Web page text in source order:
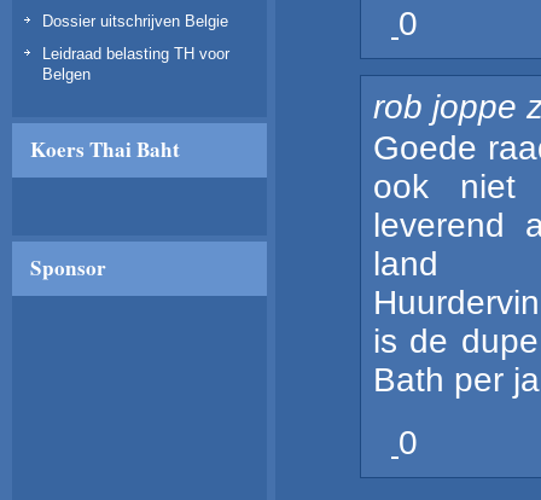
Dossier uitschrijven Belgie
Leidraad belasting TH voor
Belgen
Koers Thai Baht
Sponsor
0
rob joppe
Goede
ook niet
leverend
land
is de
Bath per
0